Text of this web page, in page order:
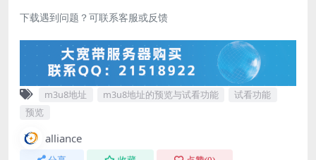
下载遇到问题？可联系客服或反馈
m3u8地址 m3u8地址的预览与试看功能
试看功能
预览
alliance